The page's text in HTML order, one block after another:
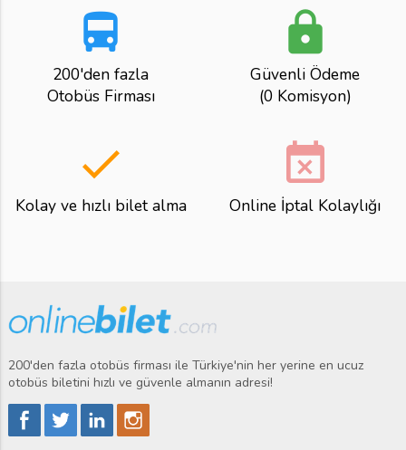
directions_bus
200'den fazla
Otobüs Firması
lock
Güvenli Ödeme
(0 Komisyon)
done
Kolay ve hızlı bilet alma
event_busy
Online İptal Kolaylığı
200'den fazla otobüs firması ile Türkiye'nin her yerine en ucuz
otobüs biletini hızlı ve güvenle almanın adresi!